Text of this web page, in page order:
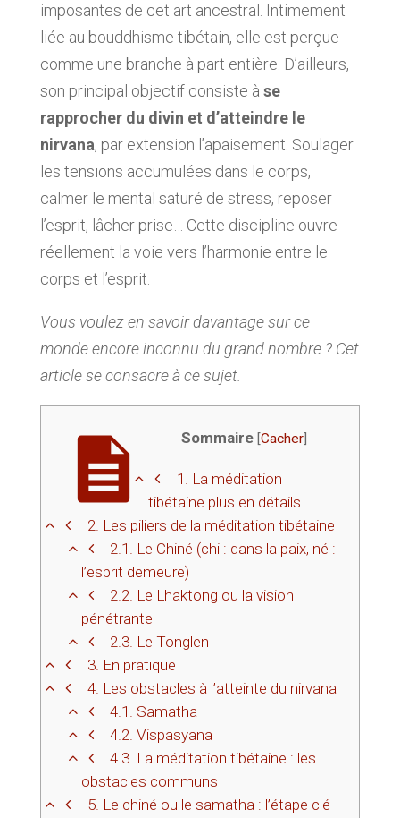
imposantes de cet art ancestral. Intimement
liée au bouddhisme tibétain, elle est perçue
comme une branche à part entière. D’ailleurs,
son principal objectif consiste à se
rapprocher du divin et d’atteindre le
nirvana, par extension l’apaisement. Soulager
les tensions accumulées dans le corps,
calmer le mental saturé de stress, reposer
l’esprit, lâcher prise… Cette discipline ouvre
réellement la voie vers l’harmonie entre le
corps et l’esprit.
Vous voulez en savoir davantage sur ce
monde encore inconnu du grand nombre ? Cet
article se consacre à ce sujet.
Sommaire [Cacher]
1. La méditation
tibétaine plus en détails
2. Les piliers de la méditation tibétaine
2.1. Le Chiné (chi : dans la paix, né :
l’esprit demeure)
2.2. Le Lhaktong ou la vision
pénétrante
2.3. Le Tonglen
3. En pratique
4. Les obstacles à l’atteinte du nirvana
4.1. Samatha
4.2. Vispasyana
4.3. La méditation tibétaine : les
obstacles communs
5. Le chiné ou le samatha : l’étape clé